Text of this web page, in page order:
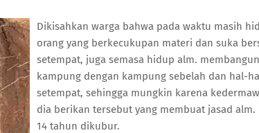
Dikisahkan warga bahwa pada waktu masih
orang yang berkecukupan materi dan suka
setempat, juga semasa hidup alm.
kampung dengan kampung sebelah dan hal-
setempat, sehingga mungkin karena
dia berikan tersebut yang membuat jasad
14 tahun dikubur.